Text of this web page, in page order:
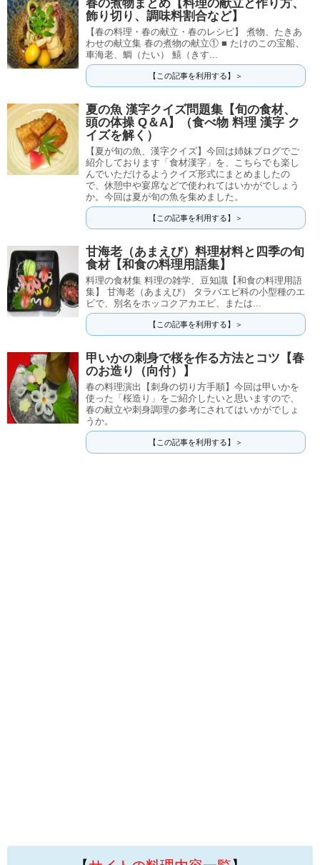
春の煮物まとめ【料理の献立と作り方、
飾り切り、調味料割合など】
【春の料理・春の献立・春のレシピ】 煮物、たきあ
わせの献立集 春の煮物の献立① ■ たけのこの宝船、
車海老、鯛（たい） 鱚（きす...
【この記事を利用する】＞
夏の魚 漢字クイズ問題集【旬の食材、
頭の体操 Q＆A】（食べ物 料理 漢字 ク
イズを解く）
【夏が旬の魚、漢字クイズ】今回は姉妹ブログでご
紹介しております「食材漢字」を、こちらでも楽し
んでいただけるようクイズ形式にまとめましたの
で、休憩中や宴席などで使われてはいかがでしょう
か。今回は夏が旬の魚を集めました。
【この記事を利用する】＞
甘海老（あまえび）料理材料と四季の旬
食材【和食の料理用語集】
料理の食材集 料理の雑学、豆知識【和食の料理用語
集】 甘海老（あまえび） タラバエビ科の小型種のエ
ビで、別名をホッコクアカエビ、または...
【この記事を利用する】＞
甲いかの刺身で桜を作る方法とコツ【春
のお造り（向付）】
春の料理演出【刺身の切り方手順】今回は甲いかを
使った「桜造り」をご紹介したいと思いますので、
春の献立や刺身調理の参考にされてはいかがでしょ
うか。
【この記事を利用する】＞